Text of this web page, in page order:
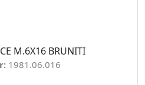
M.6X16 BRUNITI
1981.06.016